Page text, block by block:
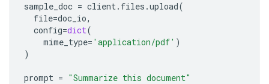
sample_doc = client. files .upload(
file=doc_io,
config=dict(
mime_type= 'application/pdf' )
)
prompt = "Summarize this document"